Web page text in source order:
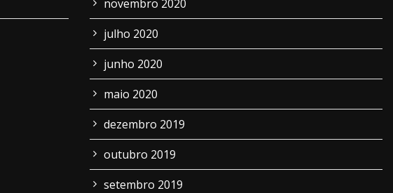
novembro 2020
julho 2020
junho 2020
maio 2020
dezembro 2019
outubro 2019
setembro 2019